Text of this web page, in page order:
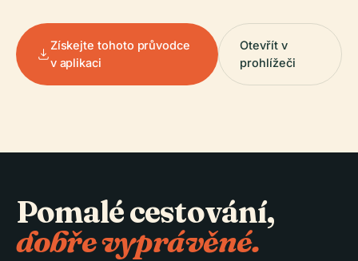
Získejte tohoto průvodce
v aplikaci
Otevřít v
prohlížeči
Pomalé cestování,
dobře vyprávěné.